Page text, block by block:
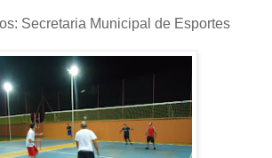
Secretaria Municipal de Esportes